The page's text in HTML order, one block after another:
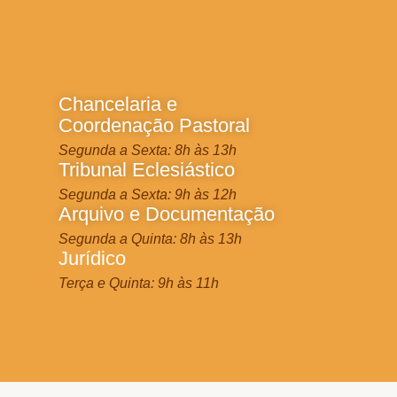
Chancelaria e
Coordenação Pastoral
Segunda a Sexta: 8h às 13h
Tribunal Eclesiástico
Segunda a Sexta: 9h às 12h
Arquivo e Documentação
Segunda a Quinta: 8h às 13h
Jurídico
Terça e Quinta: 9h às 11h